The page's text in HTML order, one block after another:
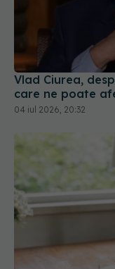
Vlad Ciurea,
care ne poate
04 iul 2026, 20:32